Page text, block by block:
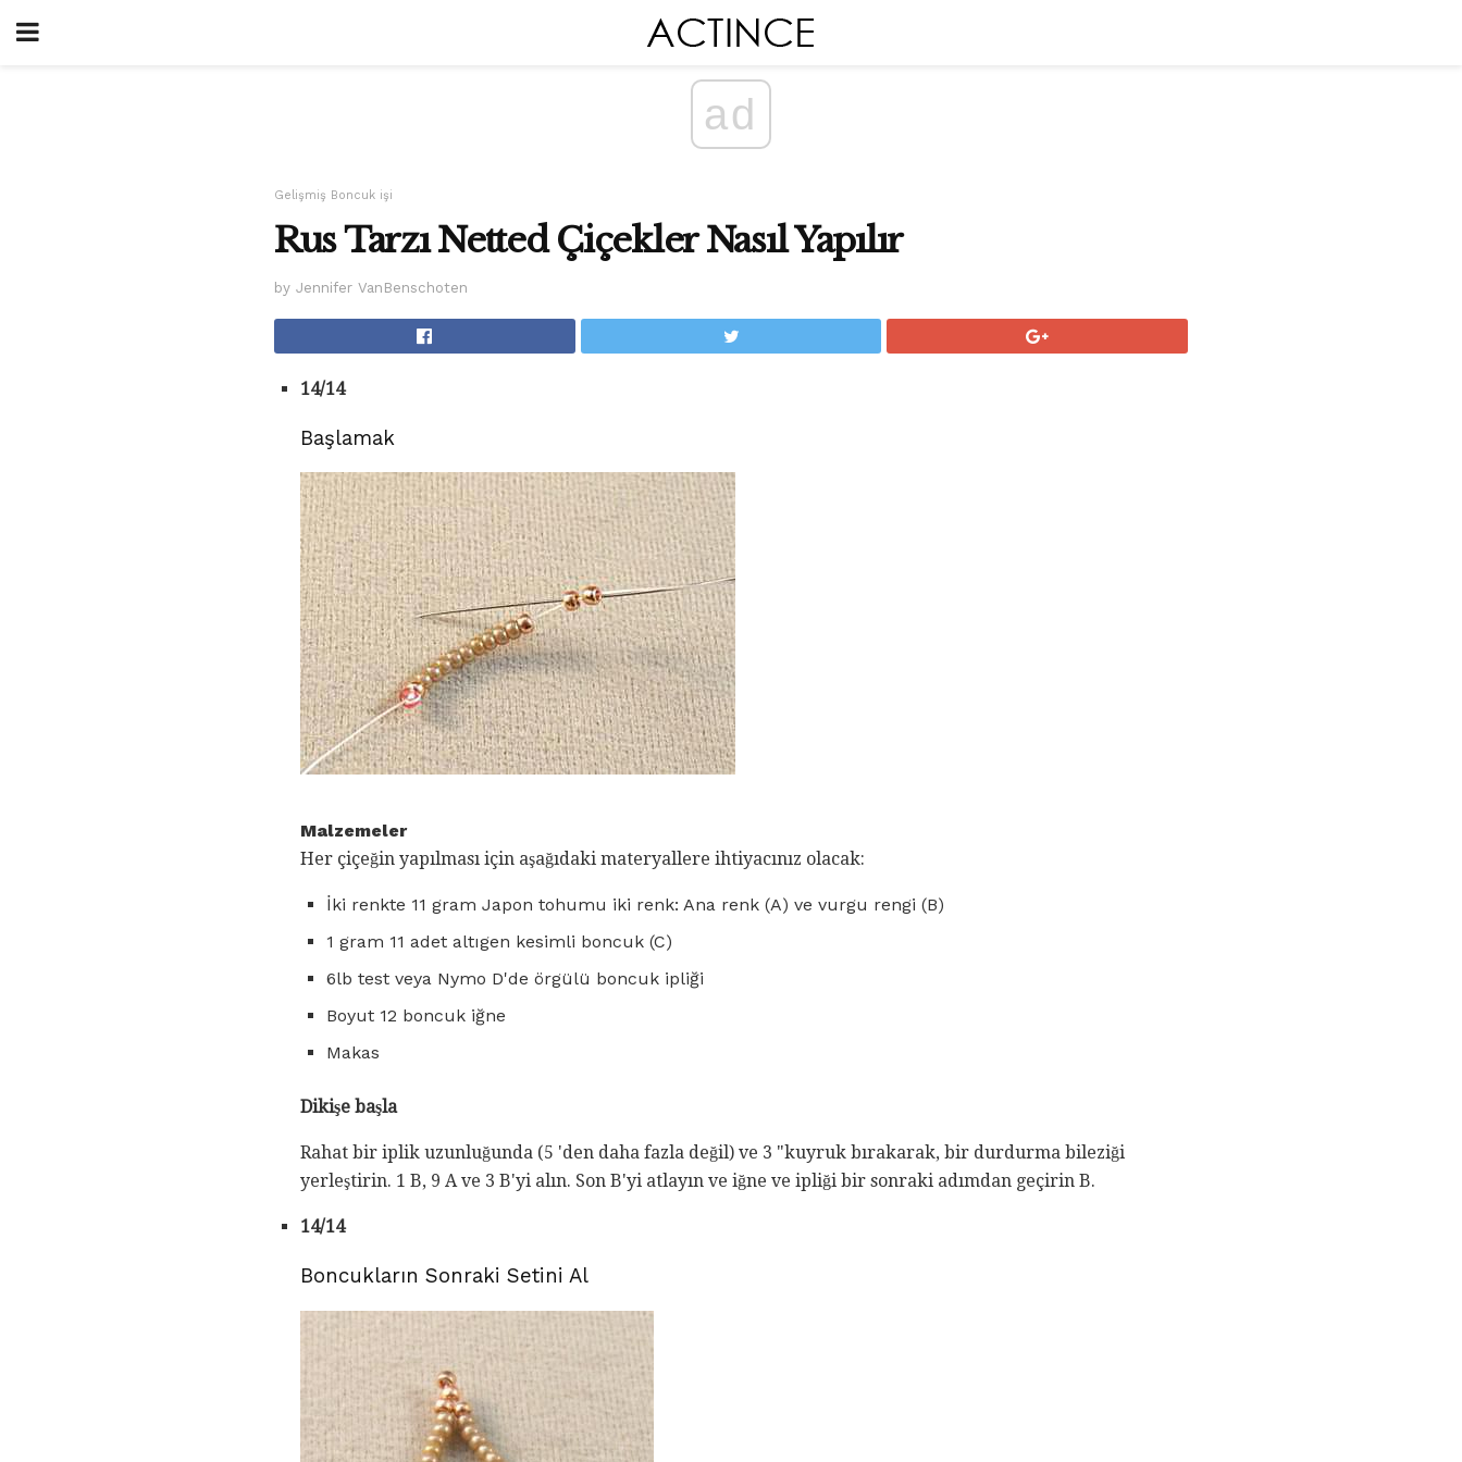
ad
Gelişmiş Boncuk işi
Rus Tarzı Netted Çiçekler Nasıl Yapılır
by Jennifer VanBenschoten
14/14
Başlamak
Malzemeler
Her çiçeğin yapılması için aşağıdaki materyallere ihtiyacınız olacak:
İki renkte 11 gram Japon tohumu iki renk: Ana renk (A) ve vurgu rengi (B)
1 gram 11 adet altıgen kesimli boncuk (C)
6lb test veya Nymo D'de örgülü boncuk ipliği
Boyut 12 boncuk iğne
Makas
Dikişe başla
Rahat bir iplik uzunluğunda (5 'den daha fazla değil) ve 3 "kuyruk bırakarak, bir durdurma bileziği
yerleştirin. 1 B, 9 A ve 3 B'yi alın. Son B'yi atlayın ve iğne ve ipliği bir sonraki adımdan geçirin B.
14/14
Boncukların Sonraki Setini Al